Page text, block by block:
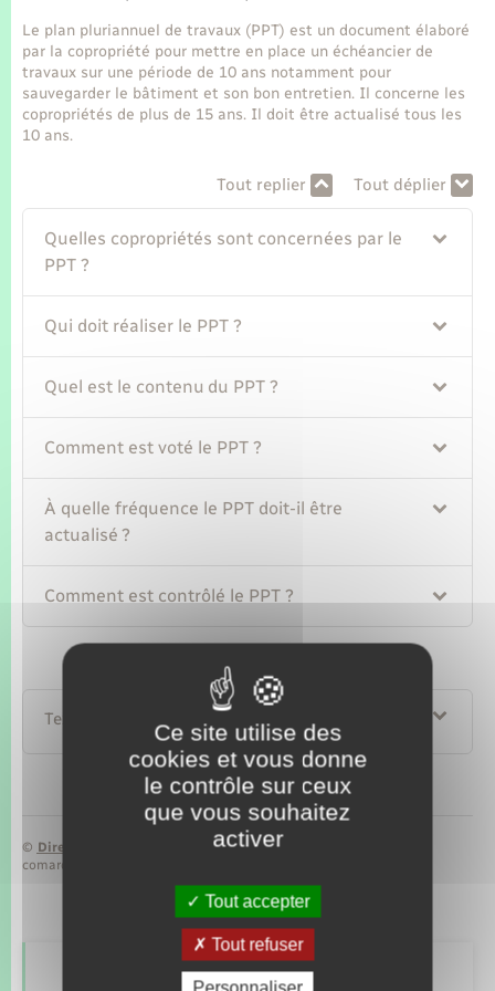
Transports
Voirie et espace public
Le plan pluriannuel de travaux (PPT) est un document élaboré
par la copropriété pour mettre en place un échéancier de
travaux sur une période de 10 ans notamment pour
sauvegarder le bâtiment et son bon entretien. Il concerne les
copropriétés de plus de 15 ans. Il doit être actualisé tous les
10 ans.
Tout replier Tout déplier
Quelles copropriétés sont concernées par le
PPT ?
Qui doit réaliser le PPT ?
Quel est le contenu du PPT ?
Comment est voté le PPT ?
À quelle fréquence le PPT doit-il être
actualisé ?
Comment est contrôlé le PPT ?
Textes de référence
© Direction de l’information légale et administrative
comarquage developpé par
Ce site utilise des
cookies et vous donne
le contrôle sur ceux
que vous souhaitez
activer
Tout accepter
Tout refuser
Personnaliser